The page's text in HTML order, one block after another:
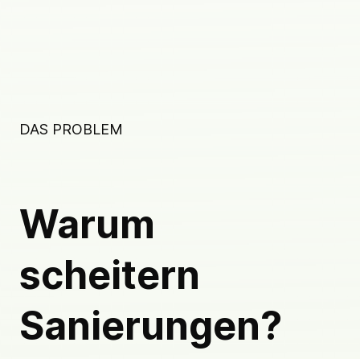
DAS PROBLEM
Warum
scheitern
Sanierungen?